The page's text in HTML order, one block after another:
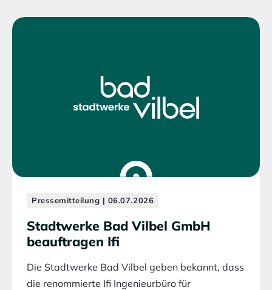
Pressemitteilung | 06.07.2026
Stadtwerke Bad Vilbel GmbH
beauftragen Ifi
Die Stadtwerke Bad Vilbel geben bekannt, dass
die renommierte Ifi Ingenieurbüro für